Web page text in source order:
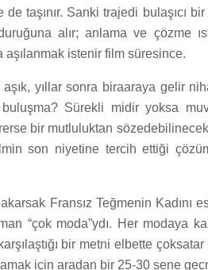
taşınır. Sanki trajedi bulaşıcı
alır; anlama ve çözme
aşılanmak istenir film süresince.
yıllar sonra biraaraya gelir
Sürekli midir yoksa
bir mutluluktan sözedebilinecek
son niyetine tercih ettiği
Fransız Teğmenin Kadını
“çok moda”ydı. Her modaya
bir metni elbette
için aradan bir 25-30 sene